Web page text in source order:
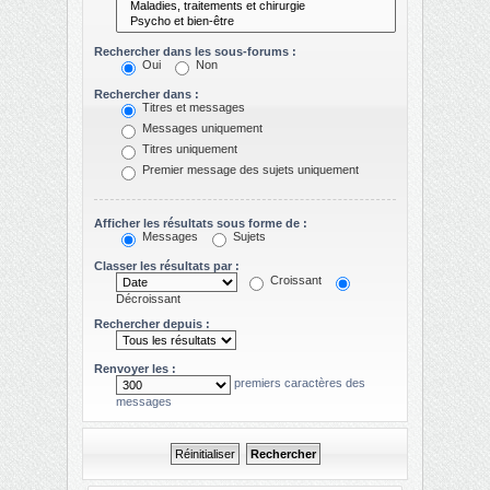
Rechercher dans les sous-forums :
Oui
Non
Rechercher dans :
Titres et messages
Messages uniquement
Titres uniquement
Premier message des sujets uniquement
Afficher les résultats sous forme de :
Messages
Sujets
Classer les résultats par :
Croissant
Décroissant
Rechercher depuis :
Renvoyer les :
premiers caractères des
messages